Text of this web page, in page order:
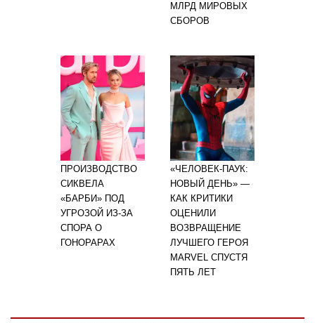
МЛРД МИРОВЫХ
СБОРОВ
ПРОИЗВОДСТВО
СИКВЕЛА
«БАРБИ» ПОД
УГРОЗОЙ ИЗ-ЗА
СПОРА О
ГОНОРАРАХ
«ЧЕЛОВЕК-ПАУК:
НОВЫЙ ДЕНЬ» —
КАК КРИТИКИ
ОЦЕНИЛИ
ВОЗВРАЩЕНИЕ
ЛУЧШЕГО ГЕРОЯ
MARVEL СПУСТЯ
ПЯТЬ ЛЕТ